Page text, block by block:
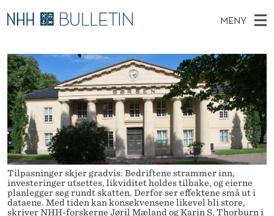
F
O
R
M
U
E
S
S
K
MENY
O
V
E
D
M
E
N
Y
Ø
K
I
N
E
T
T
S
T
E
D
E
T
Stipendiater og nye forskerprofiler
Disputaser
Ekspertutvalg
Om Bulletin
Tilpasninger skjer gradvis: Bedriftene strammer inn,
investeringer utsettes, likviditet holdes tilbake, og eierne
planlegger seg rundt skatten. Derfor ser effektene små ut i
dataene. Med tiden kan konsekvensene likevel bli store,
skriver NHH-forskerne Jøril Mæland og Karin S. Thorburn i